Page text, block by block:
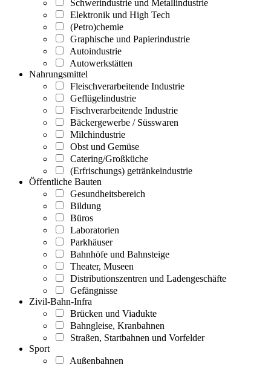
Schwerindustrie und Metallindustrie
Elektronik und High Tech
(Petro)chemie
Graphische und Papierindustrie
Autoindustrie
Autowerkstätten
Nahrungsmittel
Fleischverarbeitende Industrie
Geflügelindustrie
Fischverarbeitende Industrie
Bäckergewerbe / Süsswaren
Milchindustrie
Obst und Gemüse
Catering/Großküche
(Erfrischungs) getränkeindustrie
Öffentliche Bauten
Gesundheitsbereich
Bildung
Büros
Laboratorien
Parkhäuser
Bahnhöfe und Bahnsteige
Theater, Museen
Distributionszentren und Ladengeschäfte
Gefängnisse
Zivil-Bahn-Infra
Brücken und Viadukte
Bahngleise, Kranbahnen
Straßen, Startbahnen und Vorfelder
Sport
Außenbahnen